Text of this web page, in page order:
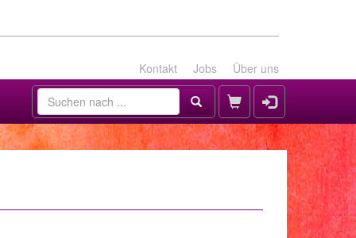
Kontakt Jobs Über uns